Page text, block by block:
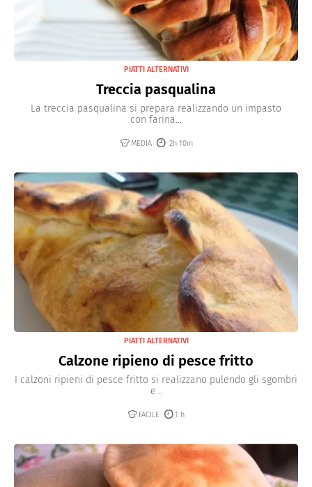
PIATTI ALTERNATIVI
Treccia pasqualina
La treccia pasqualina si prepara realizzando un impasto
con farina...
MEDIA 2h 10m
PIATTI ALTERNATIVI
Calzone ripieno di pesce fritto
I calzoni ripieni di pesce fritto si realizzano pulendo gli sgombri
e...
FACILE 1 h